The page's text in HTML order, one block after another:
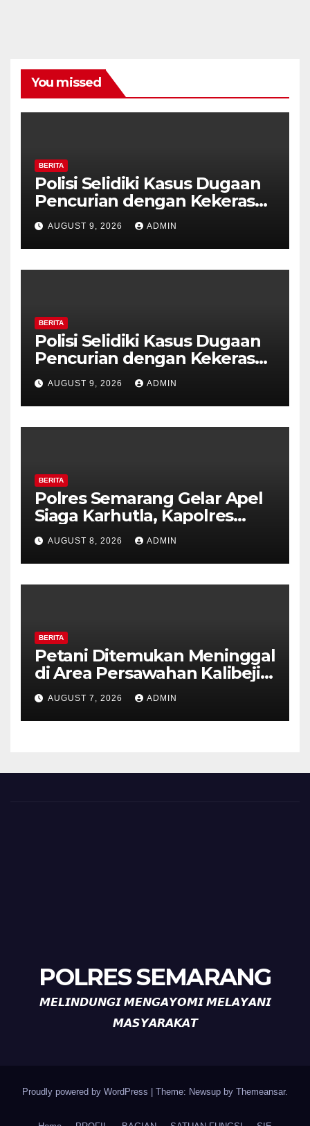
You missed
BERITA
Polisi Selidiki Kasus Dugaan
Pencurian dengan Kekerasan
di Counter HP Royal Phone
Ambarawa.
AUGUST 9, 2026 ADMIN
BERITA
Polisi Selidiki Kasus Dugaan
Pencurian dengan Kekerasan
di Counter HP Royal Phone
Ambarawa.
AUGUST 9, 2026 ADMIN
BERITA
Polres Semarang Gelar Apel
Siaga Karhutla, Kapolres
Tekankan Sinergi dan
Kesiapsiagaan Hadapi Musim
Kemarau.
AUGUST 8, 2026 ADMIN
BERITA
Petani Ditemukan Meninggal
di Area Persawahan Kalibeji,
Polisi Pastikan Tidak Ada
Tanda Kekerasan
AUGUST 7, 2026 ADMIN
POLRES SEMARANG
𝙈𝙀𝙇𝙄𝙉𝘿𝙐𝙉𝙂𝙄 𝙈𝙀𝙉𝙂𝘼𝙔𝙊𝙈𝙄 𝙈𝙀𝙇𝘼𝙔𝘼𝙉𝙄
𝙈𝘼𝙎𝙔𝘼𝙍𝘼𝙆𝘼𝙏
Proudly powered by WordPress Theme: Newsup by Themeansar.